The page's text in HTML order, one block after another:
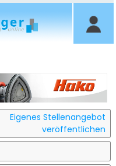
Eigenes Stellenangebot
veröffentlichen